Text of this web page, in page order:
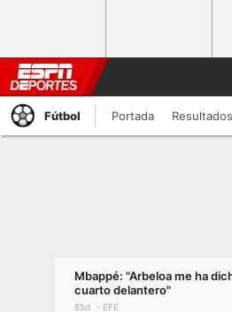
Fútbol Portada Resultados
Mbappé: "Arbeloa me ha
cuarto delantero"
85d EFE